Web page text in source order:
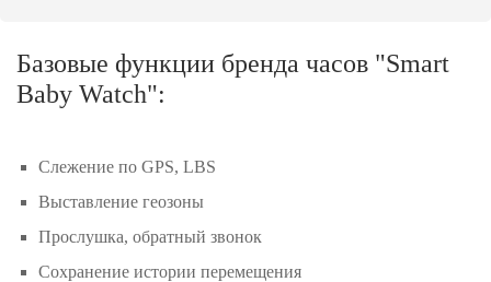
Базовые функции бренда часов "Smart
Baby Watch":
Слежение по GPS, LBS
Выставление геозоны
Прослушка, обратный звонок
Сохранение истории перемещения